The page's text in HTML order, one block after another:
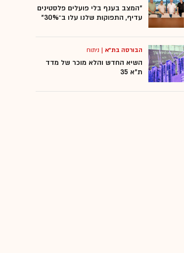
"המצב בענף בלי פועלים פלסטינים
עדיף, התפוקות שלנו עלו ב־30%"
הבורסה בת"א | ניתוח
השיא החדש והלא מוכר של מדד
ת"א 35